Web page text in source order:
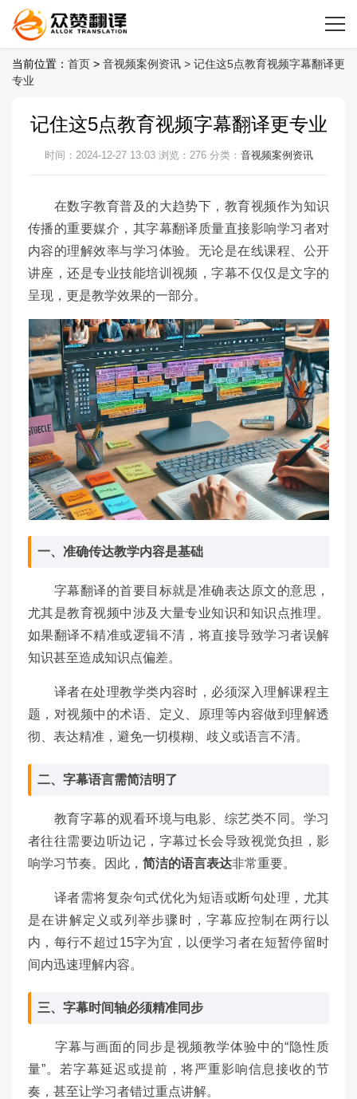
当前位置： 首页 > 音视频案例资讯 > 记住这5点教育视频字幕翻译更
专业
记住这5点教育视频字幕翻译更专业
时间：2024-12-27 13:03浏览：276 分类： 音视频案例资讯
在数字教育普及的大趋势下，教育视频作为知识
传播的重要媒介，其字幕翻译质量直接影响学习者对
内容的理解效率与学习体验。无论是在线课程、公开
讲座，还是专业技能培训视频，字幕不仅仅是文字的
呈现，更是教学效果的一部分。
一、准确传达教学内容是基础
字幕翻译的首要目标就是准确表达原文的意思，
尤其是教育视频中涉及大量专业知识和知识点推理。
如果翻译不精准或逻辑不清，将直接导致学习者误解
知识甚至造成知识点偏差。
译者在处理教学类内容时，必须深入理解课程主
题，对视频中的术语、定义、原理等内容做到理解透
彻、表达精准，避免一切模糊、歧义或语言不清。
二、字幕语言需简洁明了
教育字幕的观看环境与电影、综艺类不同。学习
者往往需要边听边记，字幕过长会导致视觉负担，影
响学习节奏。因此， 简洁的语言表达非常重要。
译者需将复杂句式优化为短语或断句处理，尤其
是在讲解定义或列举步骤时，字幕应控制在两行以
内，每行不超过15字为宜，以便学习者在短暂停留时
间内迅速理解内容。
三、字幕时间轴必须精准同步
字幕与画面的同步是视频教学体验中的“隐性质
量”。若字幕延迟或提前，将严重影响信息接收的节
奏，甚至让学习者错过重点讲解。